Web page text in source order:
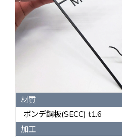
材質
ボンデ鋼板(SECC) t1.6
加工